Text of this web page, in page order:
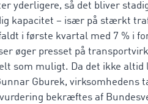
yderligere, så det bliver
kapacitet – især på stærkt
i første kvartal med 7 % i
øger presset på
som muligt. Da det ikke
Gburek, virksomhedens
vurdering bekræftes af